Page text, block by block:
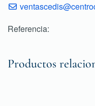
Referencia:
Productos